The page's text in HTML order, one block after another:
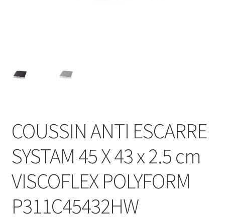
COUSSIN ANTI ESCARRE
SYSTAM 45 X 43 x 2.5 cm
VISCOFLEX POLYFORM
P311C45432HW